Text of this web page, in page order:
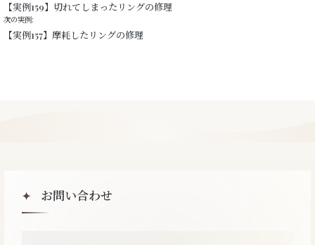
【実例159】切れてしまったリングの修理
次の実例:
【実例157】摩耗したリングの修理
✦ お問い合わせ